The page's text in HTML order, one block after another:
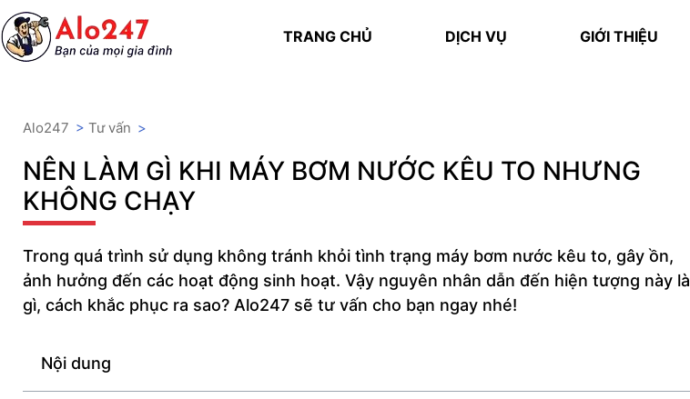
TRANG CHỦ DỊCH VỤ GIỚI THIỆU
Alo247 > Tư vấn >
NÊN LÀM GÌ KHI MÁY BƠM NƯỚC KÊU TO NHƯNG
KHÔNG CHẠY
Trong quá trình sử dụng không tránh khỏi tình trạng máy bơm nước kêu to, gây ồn,
ảnh hưởng đến các hoạt động sinh hoạt. Vậy nguyên nhân dẫn đến hiện tượng này là
gì, cách khắc phục ra sao? Alo247 sẽ tư vấn cho bạn ngay nhé!
Nội dung